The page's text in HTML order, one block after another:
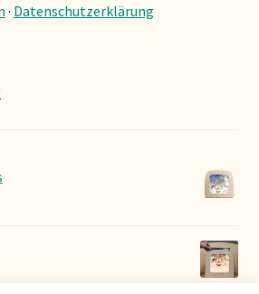
· Datenschutzerklärung